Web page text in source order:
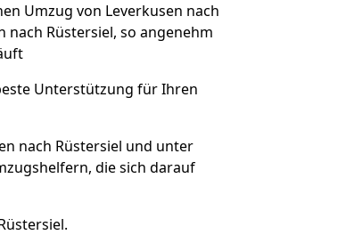
Umzug von Leverkusen nach
nach Rüstersiel, so angenehm
Unterstützung für Ihren
nach Rüstersiel und unter
die sich darauf